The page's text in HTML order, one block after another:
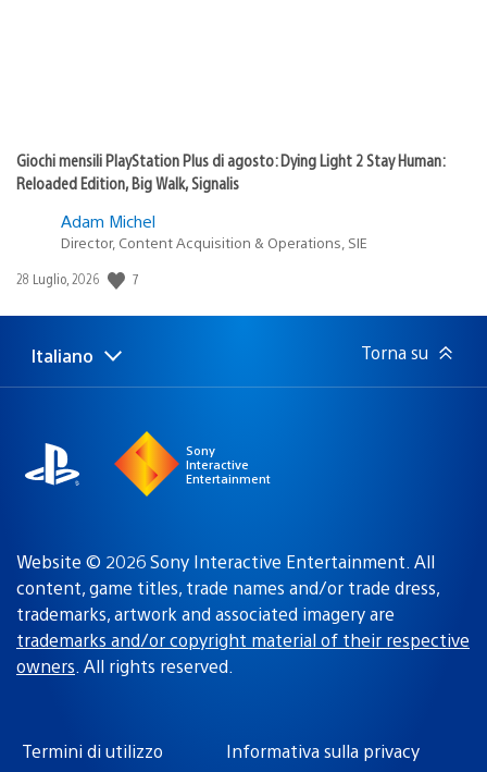
Giochi mensili PlayStation Plus di agosto: Dying Light 2 Stay Human:
Reloaded Edition, Big Walk, Signalis
Adam Michel
Director, Content Acquisition & Operations, SIE
Data
pubblicazione:
28 Luglio, 2026 7
Seleziona
Regione
Italiano Torna su
Sony
Interactive
Entertainment
Website © 2026 Sony Interactive Entertainment. All
content, game titles, trade names and/or trade dress,
trademarks, artwork and associated imagery are
trademarks and/or copyright material of their respective
owners. All rights reserved.
Termini di utilizzo Informativa sulla privacy